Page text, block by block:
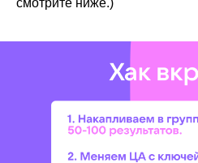
смотрите ниже.)